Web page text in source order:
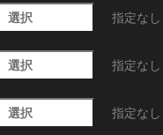
選択 指定なし
選択 指定なし
選択 指定なし